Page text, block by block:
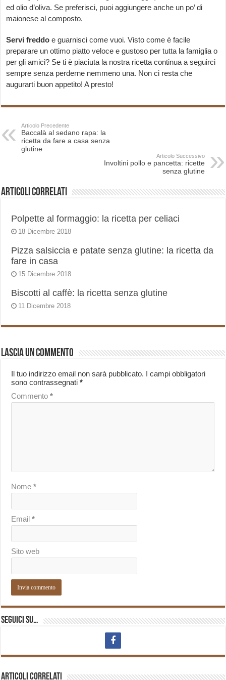
ed olio d’oliva. Se preferisci, puoi aggiungere anche un po’ di
maionese al composto.
Servi freddo e guarnisci come vuoi. Visto come è facile
preparare un ottimo piatto veloce e gustoso per tutta la famiglia o
per gli amici? Se ti è piaciuta la nostra ricetta continua a seguirci
sempre senza perderne nemmeno una. Non ci resta che
augurarti buon appetito! A presto!
Articolo Precedente
Baccalà al sedano rapa: la
ricetta da fare a casa senza
glutine
Articolo Successivo
Involtini pollo e pancetta: ricette
senza glutine
Articoli correlati
Polpette al formaggio: la ricetta per celiaci
18 Dicembre 2018
Pizza salsiccia e patate senza glutine: la ricetta da
fare in casa
15 Dicembre 2018
Biscotti al caffè: la ricetta senza glutine
11 Dicembre 2018
Lascia un commento
Il tuo indirizzo email non sarà pubblicato. I campi obbligatori
sono contrassegnati*
Commento*
Nome*
Email*
Sito web
Seguici su…
Articoli correlati